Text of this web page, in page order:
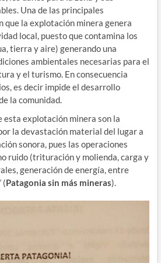
Una de las principales
que la explotación minera genera
local, puesto que contamina los
tierra y aire) generando una
ambientales necesarias para el
y el turismo. En consecuencia
es decir impide el desarrollo
la comunidad.
esta explotación minera son la
la devastación material del lugar a
sonora, pues las operaciones
ruido (trituración y molienda, carga y
generación de energía, entre
(Patagonia sin más mineras).